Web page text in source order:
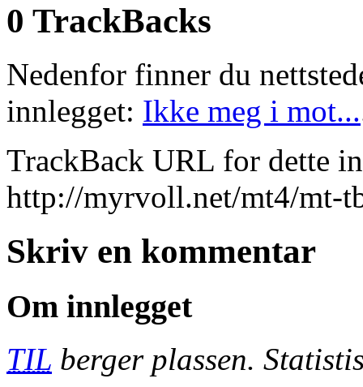
0 TrackBacks
Nedenfor finner du
innlegget: Ikke meg i mot...
TrackBack URL for dette
http://myrvoll.net/mt4/mt-
Skriv en kommentar
Om innlegget
TIL berger plassen.